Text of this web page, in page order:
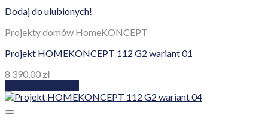
Dodaj do ulubionych!
Projekty domów HomeKONCEPT
Projekt HOMEKONCEPT 112 G2 wariant 01
8 390,00 zł